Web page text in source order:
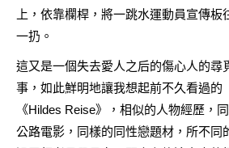
上，依靠欄桿，將一跳水運動員宣傳板
一扔。
這又是一個失去愛人之后的傷心人的尋
事，如此鮮明地讓我想起前不久看過的
《Hildes Reise》，相似的人物經歷，
公路電影，同樣的同性戀題材，所不同